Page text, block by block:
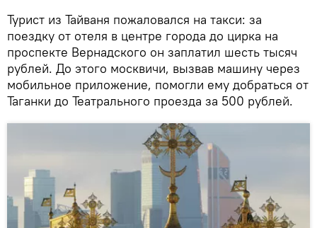
Турист из Тайваня пожаловался на такси: за
поездку от отеля в центре города до цирка на
проспекте Вернадского он заплатил шесть тысяч
рублей. До этого москвичи, вызвав машину через
мобильное приложение, помогли ему добраться от
Таганки до Театрального проезда за 500 рублей.